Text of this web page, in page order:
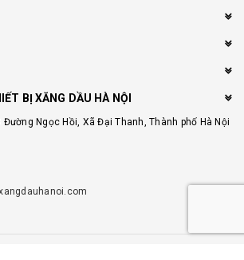
BỊ XĂNG DẦU HÀ NỘI
Đường Ngọc Hồi, Xã Đại Thanh, Thành phố Hà Nội